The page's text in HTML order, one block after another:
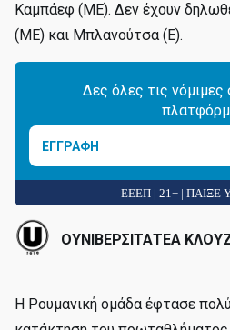
Καμπάεφ (ΜΕ). Δεν έχουν
(ΜΕ) και Μπλανούτσα (Ε).
Δες όλες τις νόμιμες
ΕΓΓΡΑΦΗ
ΕΕΕΠ | 21+ | ΠΑΙΞΕ
ΟΥΝΙΒΕΡΣΙΤΑΤΕΑ
Η Ρουμανική ομάδα έφτασε